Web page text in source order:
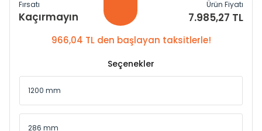
Fırsatı
Kaçırmayın
Ürün Fiyatı
7.985,27 TL
966,04 TL den başlayan taksitlerle!
Seçenekler